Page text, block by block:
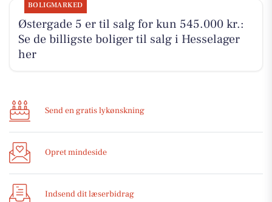
BOLIGMARKED
Østergade 5 er til salg for kun 545.000 kr.:
Se de billigste boliger til salg i Hesselager
her
Send en gratis lykønskning
Opret mindeside
Indsend dit læserbidrag